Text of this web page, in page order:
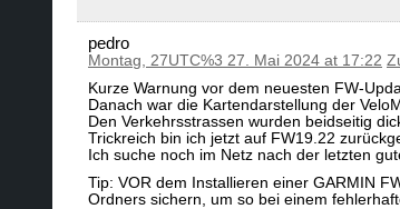
pedro
Montag, 27UTC%3 27. Mai 2024 at 17:22
Kurze Warnung vor dem neuesten FW-
Danach war die Kartendarstellung der
Den Verkehrsstrassen wurden beidseitig
Trickreich bin ich jetzt auf FW19.22
Ich suche noch im Netz nach der letzten
Tip: VOR dem Installieren einer GARMIN
Ordners sichern, um so bei einem